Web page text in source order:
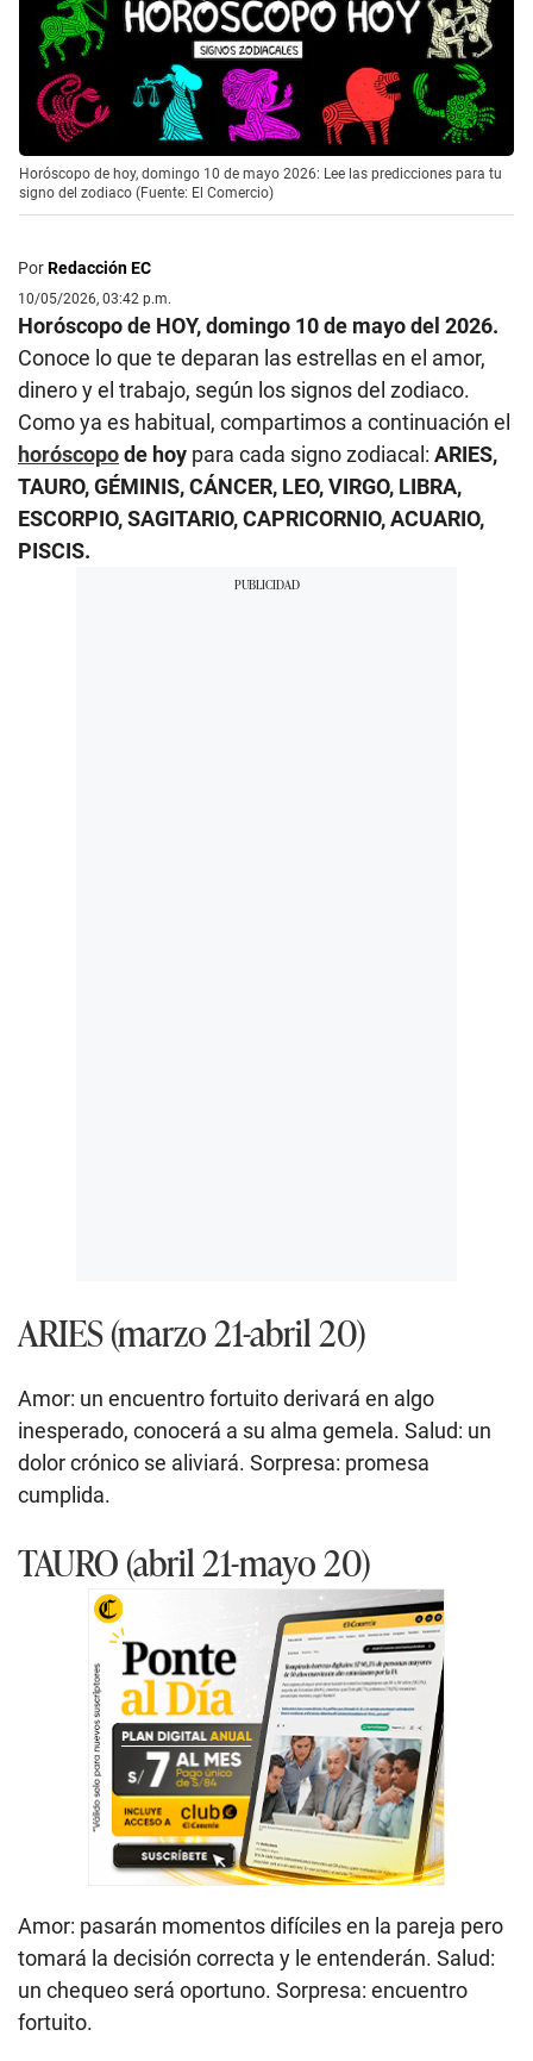
Horóscopo de hoy, domingo 10 de mayo 2026: Lee las predicciones para tu
signo del zodiaco (Fuente: El Comercio)
PorRedacción EC
10/05/2026, 03:42 p.m.
Horóscopo de HOY, domingo 10 de mayo del 2026.
Conoce lo que te deparan las estrellas en el amor,
dinero y el trabajo, según los signos del zodiaco.
Como ya es habitual, compartimos a continuación el
horóscopode hoy para cada signo zodiacal: ARIES,
TAURO, GÉMINIS, CÁNCER, LEO, VIRGO, LIBRA,
ESCORPIO, SAGITARIO, CAPRICORNIO, ACUARIO,
PISCIS.
ARIES (marzo 21-abril 20)
Amor: un encuentro fortuito derivará en algo
inesperado, conocerá a su alma gemela. Salud: un
dolor crónico se aliviará. Sorpresa: promesa
cumplida.
TAURO (abril 21-mayo 20)
Amor: pasarán momentos difíciles en la pareja pero
tomará la decisión correcta y le entenderán. Salud:
un chequeo será oportuno. Sorpresa: encuentro
fortuito.